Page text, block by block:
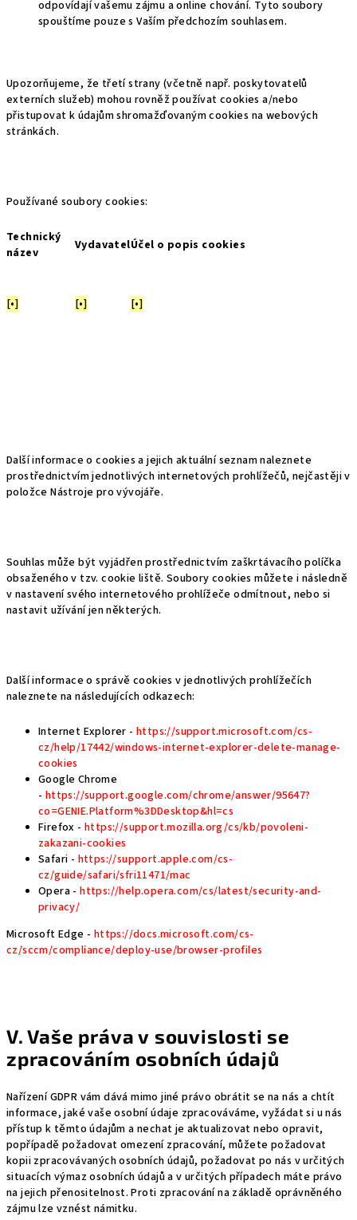
odpovídají vašemu zájmu a online chování. Tyto soubory
spouštíme pouze s Vaším předchozím souhlasem.
Upozorňujeme, že třetí strany (včetně např. poskytovatelů
externích služeb) mohou rovněž používat cookies a/nebo
přistupovat k údajům shromažďovaným cookies na webových
stránkách.
Používané soubory cookies:
Technický
název
VydavatelÚčel o popis cookies
[•] [•] [•]
Další informace o cookies a jejich aktuální seznam naleznete
prostřednictvím jednotlivých internetových prohlížečů, nejčastěji v
položce Nástroje pro vývojáře.
Souhlas může být vyjádřen prostřednictvím zaškrtávacího políčka
obsaženého v tzv. cookie liště. Soubory cookies můžete i následně
v nastavení svého internetového prohlížeče odmítnout, nebo si
nastavit užívání jen některých.
Další informace o správě cookies v jednotlivých prohlížečích
naleznete na následujících odkazech:
Internet Explorer -https://support.microsoft.com/cs-
cz/help/17442/windows-internet-explorer-delete-manage-
cookies
Google Chrome
- https://support.google.com/chrome/answer/95647?
co=GENIE.Platform%3DDesktop&hl=cs
Firefox -https://support.mozilla.org/cs/kb/povoleni-
zakazani-cookies
Safari - https://support.apple.com/cs-
cz/guide/safari/sfri11471/mac
Opera -https://help.opera.com/cs/latest/security-and-
privacy/
Microsoft Edge - https://docs.microsoft.com/cs-
cz/sccm/compliance/deploy-use/browser-profiles
V. Vaše práva v souvislosti se
zpracováním osobních údajů
Nařízení GDPR vám dává mimo jiné právo obrátit se na nás a chtít
informace, jaké vaše osobní údaje zpracováváme, vyžádat si u nás
přístup k těmto údajům a nechat je aktualizovat nebo opravit,
popřípadě požadovat omezení zpracování, můžete požadovat
kopii zpracovávaných osobních údajů, požadovat po nás v určitých
situacích výmaz osobních údajů a v určitých případech máte právo
na jejich přenositelnost. Proti zpracování na základě oprávněného
zájmu lze vznést námitku.